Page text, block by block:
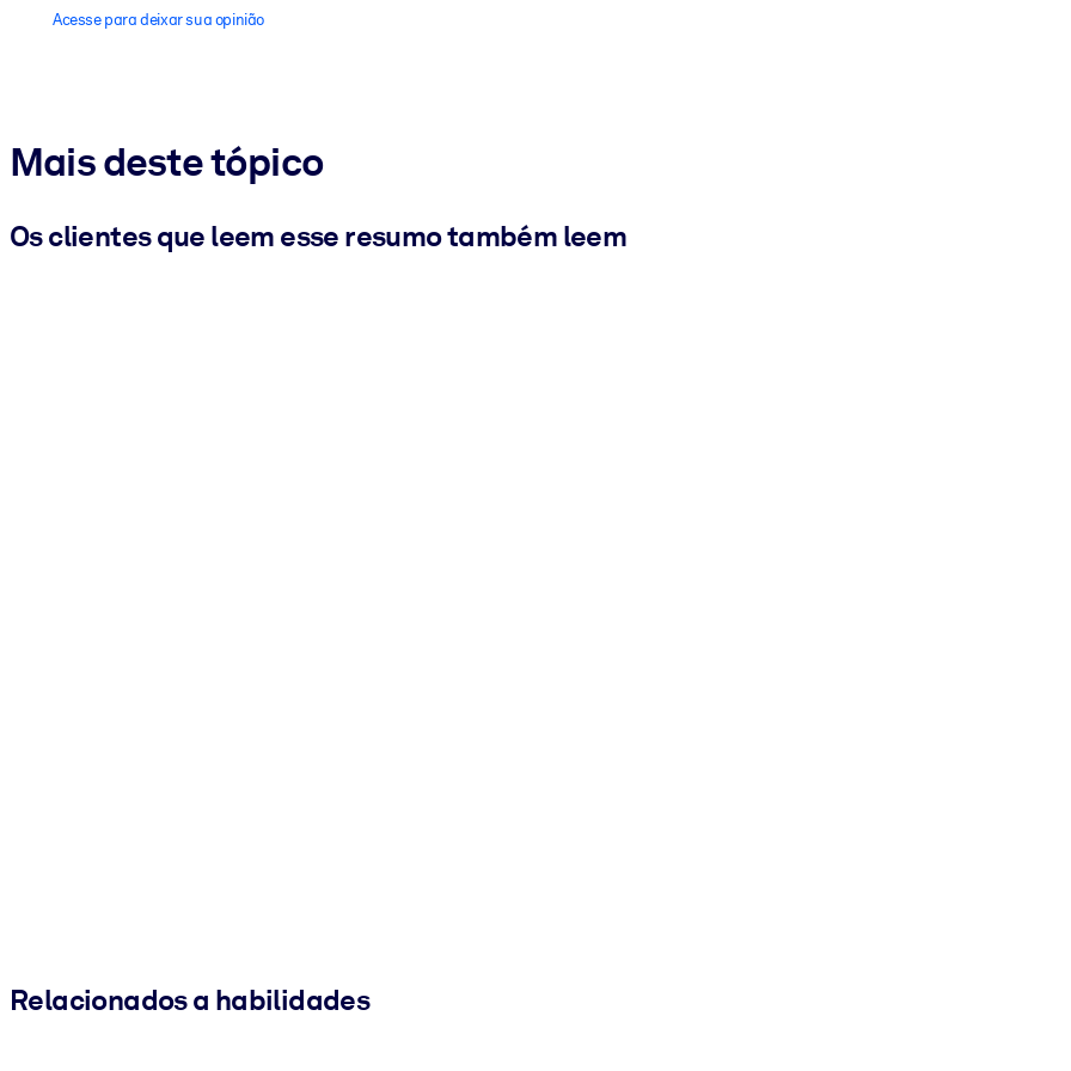
Acesse para deixar sua opinião
Mais deste tópico
Os clientes que leem esse resumo também leem
Relacionados a habilidades